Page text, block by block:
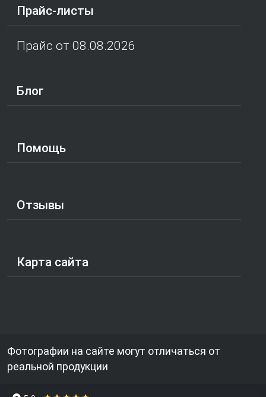
Прайс-листы
Прайс от 08.08.2026
Блог
Помощь
Отзывы
Карта сайта
Фотографии на сайте могут отличаться от
реальной продукции